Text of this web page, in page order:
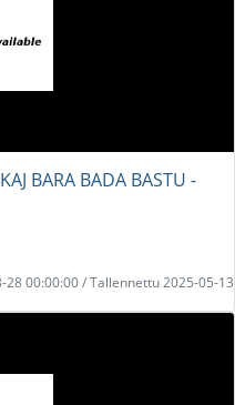
BARA BADA BASTU -
28 00:00:00 / Tallennettu 2025-05-13